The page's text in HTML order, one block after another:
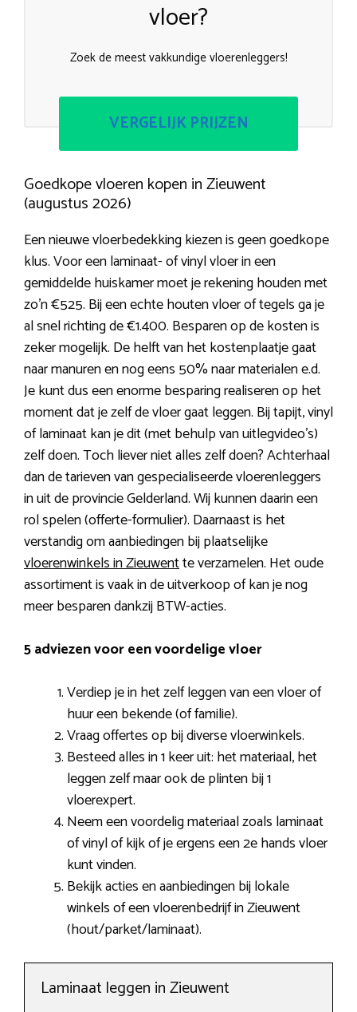
vloer?
Zoek de meest vakkundige vloerenleggers!
VERGELIJK PRIJZEN
Goedkope vloeren kopen in Zieuwent
(augustus 2026)
Een nieuwe vloerbedekking kiezen is geen goedkope
klus. Voor een laminaat- of vinyl vloer in een
gemiddelde huiskamer moet je rekening houden met
zo’n €525. Bij een echte houten vloer of tegels ga je
al snel richting de €1.400. Besparen op de kosten is
zeker mogelijk. De helft van het kostenplaatje gaat
naar manuren en nog eens 50% naar materialen e.d.
Je kunt dus een enorme besparing realiseren op het
moment dat je zelf de vloer gaat leggen. Bij tapijt, vinyl
of laminaat kan je dit (met behulp van uitlegvideo’s)
zelf doen. Toch liever niet alles zelf doen? Achterhaal
dan de tarieven van gespecialiseerde vloerenleggers
in uit de provincie Gelderland. Wij kunnen daarin een
rol spelen (offerte-formulier). Daarnaast is het
verstandig om aanbiedingen bij plaatselijke
vloerenwinkels in Zieuwentte verzamelen. Het oude
assortiment is vaak in de uitverkoop of kan je nog
meer besparen dankzij BTW-acties.
5 adviezen voor een voordelige vloer
Verdiep je in het zelf leggen van een vloer of
huur een bekende (of familie).
Vraag offertes op bij diverse vloerwinkels.
Besteed alles in 1 keer uit: het materiaal, het
leggen zelf maar ook de plinten bij 1
vloerexpert.
Neem een voordelig materiaal zoals laminaat
of vinyl of kijk of je ergens een 2e hands vloer
kunt vinden.
Bekijk acties en aanbiedingen bij lokale
winkels of een vloerenbedrijf in Zieuwent
(hout/parket/laminaat).
Laminaat leggen in Zieuwent